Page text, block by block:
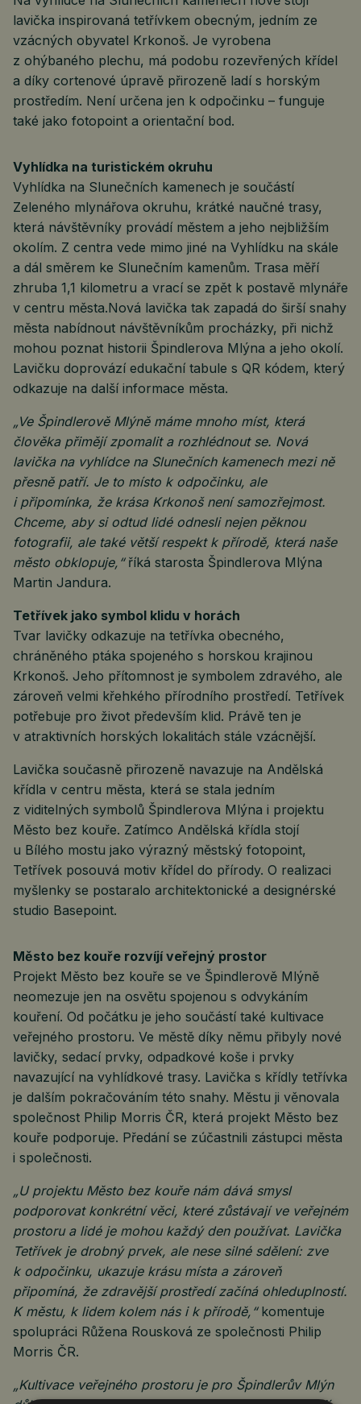
lavička inspirovaná tetřívkem obecným, jedním ze
vzácných obyvatel Krkonoš. Je vyrobena
z ohýbaného plechu, má podobu rozevřených křídel
a díky cortenové úpravě přirozeně ladí s horským
prostředím. Není určena jen k odpočinku – funguje
také jako fotopoint a orientační bod.
Vyhlídka na turistickém okruhu
Vyhlídka na Slunečních kamenech je součástí
Zeleného mlynářova okruhu, krátké naučné trasy,
která návštěvníky provádí městem a jeho nejbližším
okolím. Z centra vede mimo jiné na Vyhlídku na skále
a dál směrem ke Slunečním kamenům. Trasa měří
zhruba 1,1 kilometru a vrací se zpět k postavě mlynáře
v centru města.Nová lavička tak zapadá do širší snahy
města nabídnout návštěvníkům procházky, při nichž
mohou poznat historii Špindlerova Mlýna a jeho okolí.
Lavičku doprovází edukační tabule s QR kódem, který
odkazuje na další informace města.
„Ve Špindlerově Mlýně máme mnoho míst, která
člověka přimějí zpomalit a rozhlédnout se. Nová
lavička na vyhlídce na Slunečních kamenech mezi ně
přesně patří. Je to místo k odpočinku, ale
i připomínka, že krása Krkonoš není samozřejmost.
Chceme, aby si odtud lidé odnesli nejen pěknou
fotografii, ale také větší respekt k přírodě, která naše
město obklopuje,“ říká starosta Špindlerova Mlýna
Martin Jandura.
Tetřívek jako symbol klidu v horách
Tvar lavičky odkazuje na tetřívka obecného,
chráněného ptáka spojeného s horskou krajinou
Krkonoš. Jeho přítomnost je symbolem zdravého, ale
zároveň velmi křehkého přírodního prostředí. Tetřívek
potřebuje pro život především klid. Právě ten je
v atraktivních horských lokalitách stále vzácnější.
Lavička současně přirozeně navazuje na Andělská
křídla v centru města, která se stala jedním
z viditelných symbolů Špindlerova Mlýna i projektu
Město bez kouře. Zatímco Andělská křídla stojí
u Bílého mostu jako výrazný městský fotopoint,
Tetřívek posouvá motiv křídel do přírody. O realizaci
myšlenky se postaralo architektonické a designérské
studio Basepoint.
Město bez kouře rozvíjí veřejný prostor
Projekt Město bez kouře se ve Špindlerově Mlýně
neomezuje jen na osvětu spojenou s odvykáním
kouření. Od počátku je jeho součástí také kultivace
veřejného prostoru. Ve městě díky němu přibyly nové
lavičky, sedací prvky, odpadkové koše i prvky
navazující na vyhlídkové trasy. Lavička s křídly tetřívka
je dalším pokračováním této snahy. Městu ji věnovala
společnost Philip Morris ČR, která projekt Město bez
kouře podporuje. Předání se zúčastnili zástupci města
i společnosti.
„U projektu Město bez kouře nám dává smysl
podporovat konkrétní věci, které zůstávají ve veřejném
prostoru a lidé je mohou každý den používat. Lavička
Tetřívek je drobný prvek, ale nese silné sdělení: zve
k odpočinku, ukazuje krásu místa a zároveň
připomíná, že zdravější prostředí začíná ohleduplností.
K městu, k lidem kolem nás i k přírodě,“komentuje
spolupráci Růžena Rousková ze společnosti Philip
Morris ČR.
„Kultivace veřejného prostoru je pro Špindlerův Mlýn